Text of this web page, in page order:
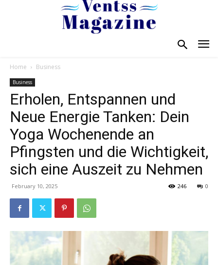
Home Business
Business
Erholen, Entspannen und
Neue Energie Tanken: Dein
Yoga Wochenende an
Pfingsten und die Wichtigkeit,
sich eine Auszeit zu Nehmen
February 10, 2025 0
246